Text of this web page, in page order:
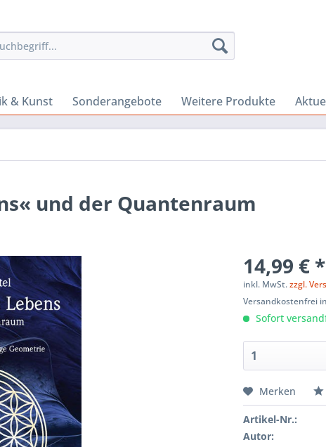
& Kunst Sonderangebote Weitere Produkte
und der Quantenraum
14,99 € *
inkl. MwSt.zzgl.
Versandkostenfrei
Sofort
Merken
Artikel-Nr.:
Autor: